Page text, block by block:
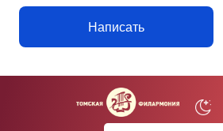
Написать